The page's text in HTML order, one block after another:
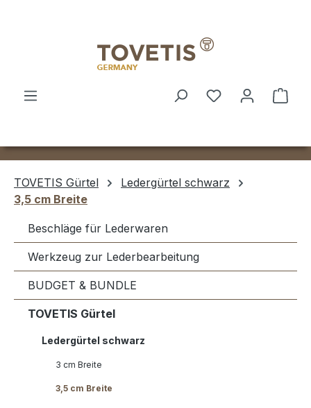
TOVETIS Gürtel
Ledergürtel schwarz
3,5 cm Breite
Beschläge für Lederwaren
Werkzeug zur Lederbearbeitung
BUDGET & BUNDLE
TOVETIS Gürtel
Ledergürtel schwarz
3 cm Breite
3,5 cm Breite